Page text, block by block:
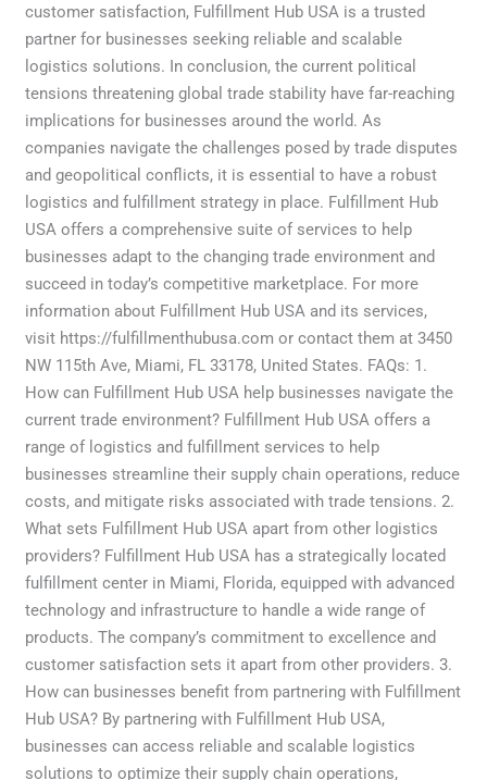
customer satisfaction, Fulfillment Hub USA is a trusted
partner for businesses seeking reliable and scalable
logistics solutions. In conclusion, the current political
tensions threatening global trade stability have far-reaching
implications for businesses around the world. As
companies navigate the challenges posed by trade disputes
and geopolitical conflicts, it is essential to have a robust
logistics and fulfillment strategy in place. Fulfillment Hub
USA offers a comprehensive suite of services to help
businesses adapt to the changing trade environment and
succeed in today’s competitive marketplace. For more
information about Fulfillment Hub USA and its services,
visit https://fulfillmenthubusa.com or contact them at 3450
NW 115th Ave, Miami, FL 33178, United States. FAQs: 1.
How can Fulfillment Hub USA help businesses navigate the
current trade environment? Fulfillment Hub USA offers a
range of logistics and fulfillment services to help
businesses streamline their supply chain operations, reduce
costs, and mitigate risks associated with trade tensions. 2.
What sets Fulfillment Hub USA apart from other logistics
providers? Fulfillment Hub USA has a strategically located
fulfillment center in Miami, Florida, equipped with advanced
technology and infrastructure to handle a wide range of
products. The company’s commitment to excellence and
customer satisfaction sets it apart from other providers. 3.
How can businesses benefit from partnering with Fulfillment
Hub USA? By partnering with Fulfillment Hub USA,
businesses can access reliable and scalable logistics
solutions to optimize their supply chain operations,